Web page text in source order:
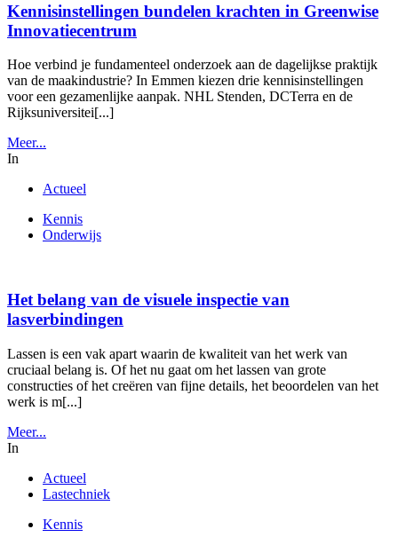
Kennisinstellingen bundelen krachten in Greenwise
Innovatiecentrum
Hoe verbind je fundamenteel onderzoek aan de dagelijkse praktijk
van de maakindustrie? In Emmen kiezen drie kennisinstellingen
voor een gezamenlijke aanpak. NHL Stenden, DCTerra en de
Rijksuniversitei[...]
Meer...
In
Actueel
Kennis
Onderwijs
Het belang van de visuele inspectie van
lasverbindingen
Lassen is een vak apart waarin de kwaliteit van het werk van
cruciaal belang is. Of het nu gaat om het lassen van grote
constructies of het creëren van fijne details, het beoordelen van het
werk is m[...]
Meer...
In
Actueel
Lastechniek
Kennis